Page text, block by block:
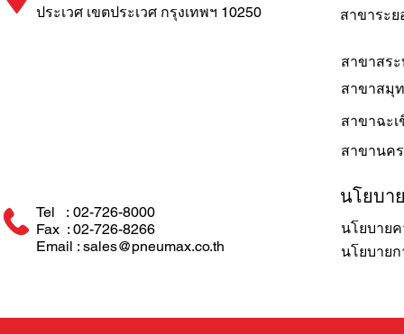
สาขาระย
ประเวศ เขตประเวศ กรุงเทพฯ 10250
สาขาสร
สาขาสมุ
สาขาฉะเ
สาขานค
Tel : 02-726-8000
Fax : 02-726-8266
Email : sales@pneumax.co.th
นโยบา
นโยบาย
นโยบาย